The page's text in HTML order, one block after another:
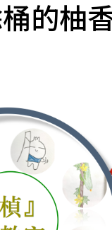
的柚